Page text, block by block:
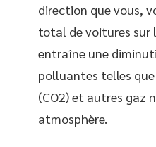
direction que vous,
total de voitures sur
entraîne une
polluantes telles
(CO2) et autres gaz
atmosphère.